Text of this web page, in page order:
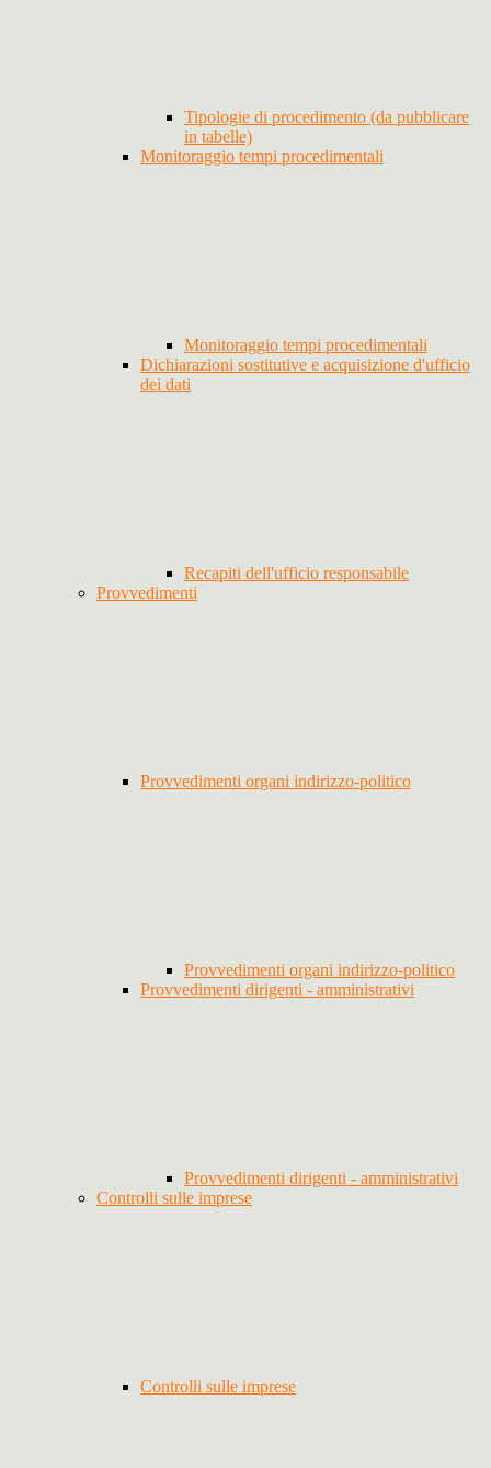
Tipologie di procedimento (da pubblicare
in tabelle)
Monitoraggio tempi procedimentali
Monitoraggio tempi procedimentali
Dichiarazioni sostitutive e acquisizione d'ufficio
dei dati
Recapiti dell'ufficio responsabile
Provvedimenti
Provvedimenti organi indirizzo-politico
Provvedimenti organi indirizzo-politico
Provvedimenti dirigenti - amministrativi
Provvedimenti dirigenti - amministrativi
Controlli sulle imprese
Controlli sulle imprese